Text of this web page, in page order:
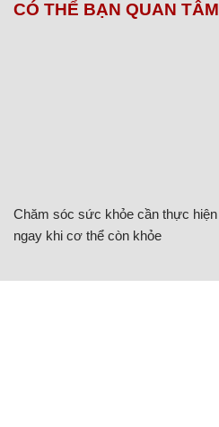
CÓ THỂ BẠN QUAN TÂM
Chăm sóc sức khỏe cần thực hiện
ngay khi cơ thể còn khỏe